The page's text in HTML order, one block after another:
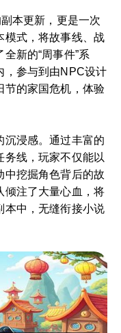
本更新，更是一次
模式，将故事线、战
新的“周事件”系
，参与到由NPC设计
节的家国危机，体验
沉浸感。通过丰富的
务线，玩家不仅能以
中挖掘角色背后的故
倾注了大量心血，将
本中，无缝衔接小说